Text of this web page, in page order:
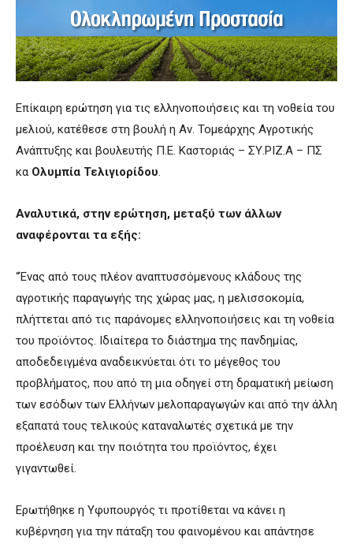
Επίκαιρη ερώτηση για τις ελληνοποιήσεις και τη νοθεία του
μελιού, κατέθεσε στη βουλή η Αν. Τομεάρχης Αγροτικής
Ανάπτυξης και βουλευτής Π.Ε. Καστοριάς – ΣΥ.ΡΙΖ.Α – ΠΣ
κα Ολυμπία Τελιγιορίδου
Αναλυτικά, στην ερώτηση, μεταξύ των άλλων
αναφέρονται τα εξής:
“Ένας από τους πλέον αναπτυσσόμενους κλάδους της
αγροτικής παραγωγής της χώρας μας, η μελισσοκομία,
πλήττεται από τις παράνομες ελληνοποιήσεις και τη νοθεία
του προϊόντος. Ιδιαίτερα το διάστημα της πανδημίας,
αποδεδειγμένα αναδεικνύεται ότι το μέγεθος του
προβλήματος, που από τη μια οδηγεί στη δραματική μείωση
των εσόδων των Ελλήνων μελοπαραγωγών και από την άλλη
εξαπατά τους τελικούς καταναλωτές σχετικά με την
προέλευση και την ποιότητα του προϊόντος, έχει
γιγαντωθεί.
Ερωτήθηκε η Υφυπουργός τι προτίθεται να κάνει η
κυβέρνηση για την πάταξη του φαινομένου και απάντησε